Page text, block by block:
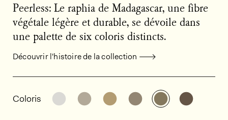
Peerless: Le raphia de Madagascar, une fibre
végétale légère et durable, se dévoile dans
une palette de six coloris distincts.
Découvrir l'histoire de la collection
Informations générales sur le
Coloris Découvrir d'autres variantes: INT242
Découvrir d'autres variantes:
Découvrir d'autres
Découvrir d'autres
Découvrir